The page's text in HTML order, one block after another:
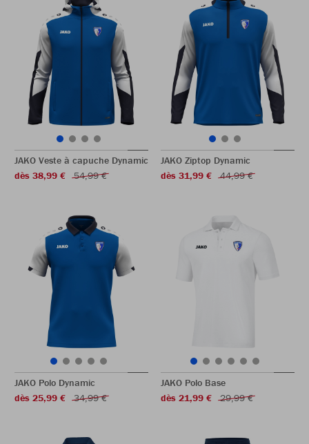
JAKO Veste à capuche Dynamic
dès 38,99 €
54,99 €
JAKO Ziptop Dynamic
dès 31,99 €
44,99 €
JAKO Polo Dynamic
dès 25,99 €
34,99 €
JAKO Polo Base
dès 21,99 €
29,99 €